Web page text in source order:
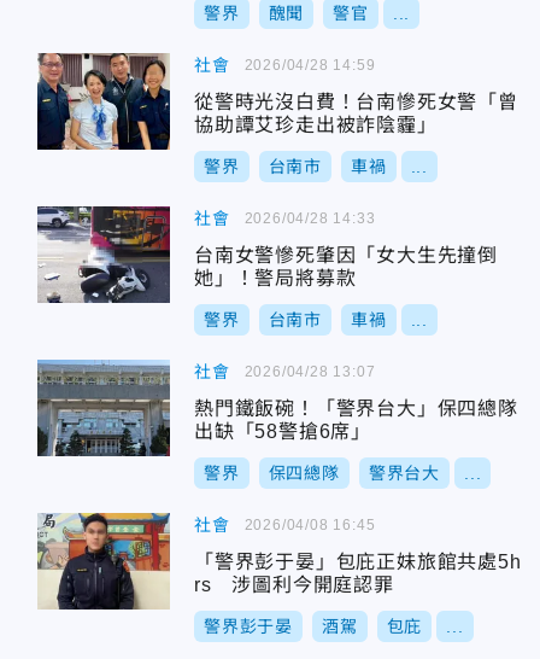
警界 醜聞 警官
社會
從警時光沒白費！台南慘死女警「曾
協助譚艾珍走出被詐陰霾」
警界 台南市 車禍
2026/04/28 14:59
社會
台南女警慘死肇因「女大生先撞倒
她」！警局將募款
警界 台南市 車禍
2026/04/28 14:33
社會
熱門鐵飯碗！「警界台大」保四總隊
出缺「58警搶6席」
警界 保四總隊 警界台大
2026/04/28 13:07
社會
「警界彭于晏」包庇正妹旅館共處5h
rs 涉圖利今開庭認罪
警界彭于晏 酒駕 包庇
2026/04/08 16:45